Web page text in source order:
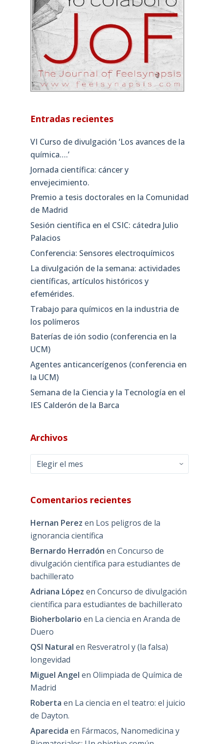
Entradas recientes
VI Curso de divulgación ‘Los avances de la
química….’
Jornada científica: cáncer y
envejecimiento.
Premio a tesis doctorales en la Comunidad
de Madrid
Sesión científica en el CSIC: cátedra Julio
Palacios
Conferencia: Sensores electroquímicos
La divulgación de la semana: actividades
científicas, artículos históricos y
efemérides.
Trabajo para químicos en la industria de
los polímeros
Baterías de ión sodio (conferencia en la
UCM)
Agentes anticancerígenos (conferencia en
la UCM)
Semana de la Ciencia y la Tecnología en el
IES Calderón de la Barca
Archivos
Archivos
Comentarios recientes
Hernan Perez en Los peligros de la
ignorancia científica
Bernardo Herradón en Concurso de
divulgación científica para estudiantes de
bachillerato
Adriana López en Concurso de divulgación
científica para estudiantes de bachillerato
Bioherbolario en La ciencia en Aranda de
Duero
QSI Natural en Resveratrol y (la falsa)
longevidad
Miguel Angel en Olimpiada de Química de
Madrid
Roberta en La ciencia en el teatro: el juicio
de Dayton.
Aparecida en Fármacos, Nanomedicina y